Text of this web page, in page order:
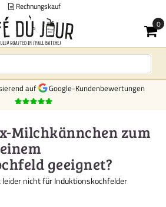
Rechnungskauf
auf Google-Kundenbewertungen
Milchkännchen zum
geeignet?
nicht für Induktionskochfelder